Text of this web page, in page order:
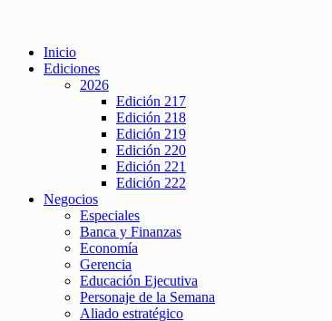
Inicio
Ediciones
2026
Edición 217
Edición 218
Edición 219
Edición 220
Edición 221
Edición 222
Negocios
Especiales
Banca y Finanzas
Economía
Gerencia
Educación Ejecutiva
Personaje de la Semana
Aliado estratégico